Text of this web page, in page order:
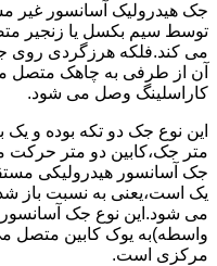
جک هیدرولیک آسانسور غیر
توسط سیم بکسل یا زنجیر
می کند.فلکه هرزگردی
آن از طرفی به چاهک متصل
کاراسلینگ وصل می شود.
این نوع جک دو تکه بوده و
متر جک،کابین دو متر حرکت
جک آسانسور هیدرولیکی
یک است،یعنی به نسبت باز
می شود.این نوع جک
واسطه)به یوک کابین متصل
مرکزی است.